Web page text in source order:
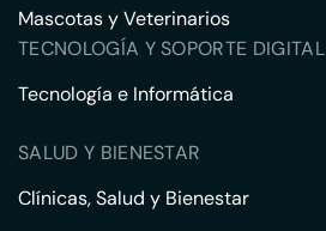
Mascotas y Veterinarios
TECNOLOGÍA Y SOPORTE DIGITAL
Tecnología e Informática
SALUD Y BIENESTAR
Clínicas, Salud y Bienestar